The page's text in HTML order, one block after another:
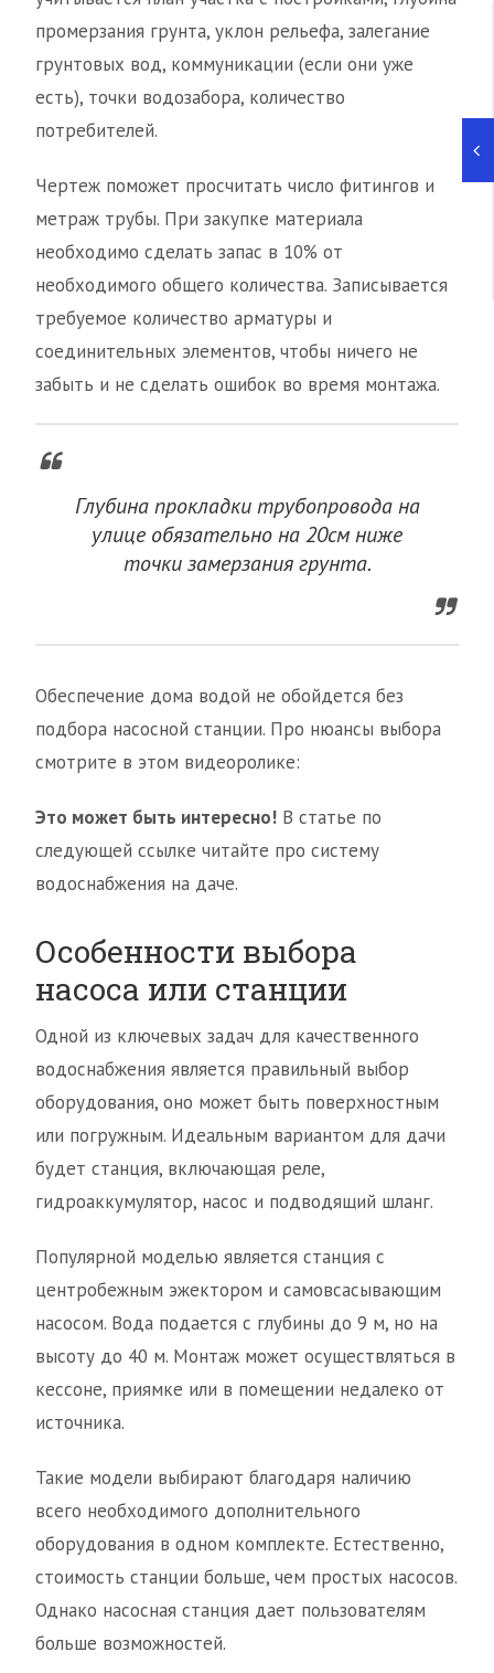
промерзания грунта, уклон рельефа, залегание
грунтовых вод, коммуникации (если они уже
есть), точки водозабора, количество
потребителей.
Чертеж поможет просчитать число фитингов и
метраж трубы. При закупке материала
необходимо сделать запас в 10% от
необходимого общего количества. Записывается
требуемое количество арматуры и
соединительных элементов, чтобы ничего не
забыть и не сделать ошибок во время монтажа.
Глубина прокладки трубопровода на
улице обязательно на 20см ниже
точки замерзания грунта.
Обеспечение дома водой не обойдется без
подбора насосной станции. Про нюансы выбора
смотрите в этом видеоролике:
Это может быть интересно! В статье по
следующей ссылке читайте про систему
водоснабжения на даче.
Особенности выбора
насоса или станции
Одной из ключевых задач для качественного
водоснабжения является правильный выбор
оборудования, оно может быть поверхностным
или погружным. Идеальным вариантом для дачи
будет станция, включающая реле,
гидроаккумулятор, насос и подводящий шланг.
Популярной моделью является станция с
центробежным эжектором и самовсасывающим
насосом. Вода подается с глубины до 9 м, но на
высоту до 40 м. Монтаж может осуществляться в
кессоне, приямке или в помещении недалеко от
источника.
Такие модели выбирают благодаря наличию
всего необходимого дополнительного
оборудования в одном комплекте. Естественно,
стоимость станции больше, чем простых насосов.
Однако насосная станция дает пользователям
больше возможностей.